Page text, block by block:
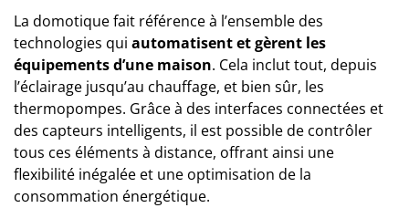
La domotiquefait référence à l’ensemble des
technologies qui automatisent et gèrent les
équipements d’une maison. Cela inclut tout, depuis
l’éclairage jusqu’au chauffage, et bien sûr, les
thermopompes. Grâce à des interfaces connectées et
des capteurs intelligents, il est possible de contrôler
tous ces éléments à distance, offrant ainsi une
flexibilité inégalée et une optimisation de la
consommation énergétique.